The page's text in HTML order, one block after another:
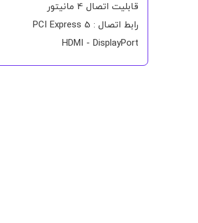
قابلیت اتصال 4 مانیتور
رابط اتصال : PCI Express 5
HDMI - DisplayPort